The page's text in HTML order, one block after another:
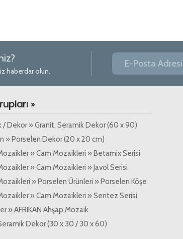
haberdar olun.
»
/ Dekor » Granit, Seramik Dekor (60 x 90)
» Porselen Dekor (20 x 20 cm)
» Cam Mozaikleri » Betamix Serisi
» Cam Mozaikleri » Javol Serisi
» Porselen Ürünleri » Porselen Köşe
» Cam Mozaikleri » Sentez Serisi
» AFRIKAN Ahşap Mozaik
Dekor (30 x 30 / 30 x 60)